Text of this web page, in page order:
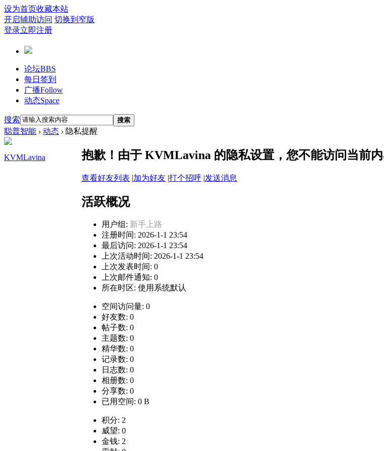
设为首页收藏本站
开启辅助访问 切换到窄版
登录立即注册
论坛BBS
每日签到
广播Follow
动态Space
搜索 搜索
聪普智能 › 动态 › 隐私提醒
KVMLavina 抱歉！由于 KVMLavina 的隐私设置，您不能访问当前
查看好友列表 |加为好友 |打个招呼 |发送消息
活跃概况
用户组: 新手上路
注册时间: 2026-1-1 23:54
最后访问: 2026-1-1 23:54
上次活动时间: 2026-1-1 23:54
上次发表时间: 0
上次邮件通知: 0
所在时区: 使用系统默认
空间访问量: 0
好友数: 0
帖子数: 0
主题数: 0
精华数: 0
记录数: 0
日志数: 0
相册数: 0
分享数: 0
已用空间: 0 B
积分: 2
威望: 0
金钱: 2